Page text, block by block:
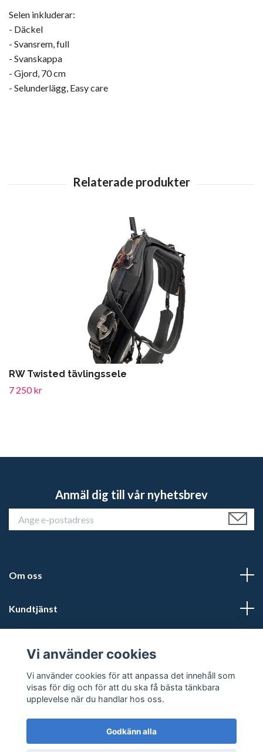
Selen inkluderar:
- Däckel
- Svansrem, full
- Svanskappa
- Gjord, 70 cm
- Selunderlägg, Easy care
RW Twisted tävlingssele
7 250 kr
Anmäl dig till vår nyhetsbrev
Om oss
Kundtjänst
Sociala medier
Vi använder cookies
Vi använder cookies för att anpassa det innehåll som
visas för dig och för att du ska få bästa tänkbara
upplevelse när du handlar hos oss.
Godkänn alla